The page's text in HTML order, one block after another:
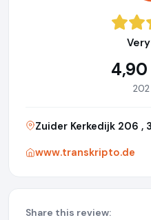
Zuider Kerkedijk 206 ,
www.transkripto.de
Share this review: